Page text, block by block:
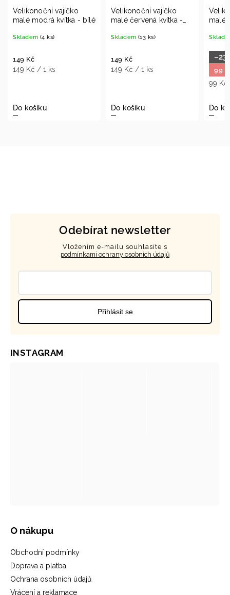
Velikonoční vajíčko
malé červená kvítka -
Skladem (13 ks)
149 Kč
149 Kč / 1 ks
Do košíku
Velikonoční vajíčko
malé puntíky - zlaté
Skladem (21 ks)
–23 %
99 Kč
Do košíku
Odebírat newsletter
Vložením e-mailu souhlasíte s
podmínkami ochrany osobních údajů
Přihlásit se
O nákupu
Obchodní podmínky
Doprava a platba
Ochrana osobních údajů
Vrácení a reklamace
INSTAGRAM